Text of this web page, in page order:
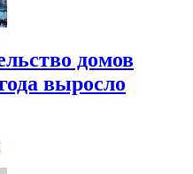
домов
выросло